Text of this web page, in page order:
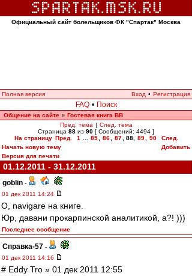
Официальный сайт болельщиков ФК "Спартак" Москва
Полная версия Вход • Регистрация
FAQ • Поиск
Общение на сайте » Гостевая книга ВВ
Пред. тема | След. тема
Страница 88 из 90 [ Сообщений: 4494 ]
На страницу Пред. 1 85 86 87 88, 89 90
След.
Начать новую тему
Добавить
Версия для печати
01.12.2011 - 31.12.2011
goblin -
01 дек 2011 14:24
О, navigare на книге.
Юр, давани прокарпинской аналитикой, а?! )))
Последнее сообщение
Справка-57 -
01 дек 2011 14:16
# Eddy Tro » 01 дек 2011 12:55